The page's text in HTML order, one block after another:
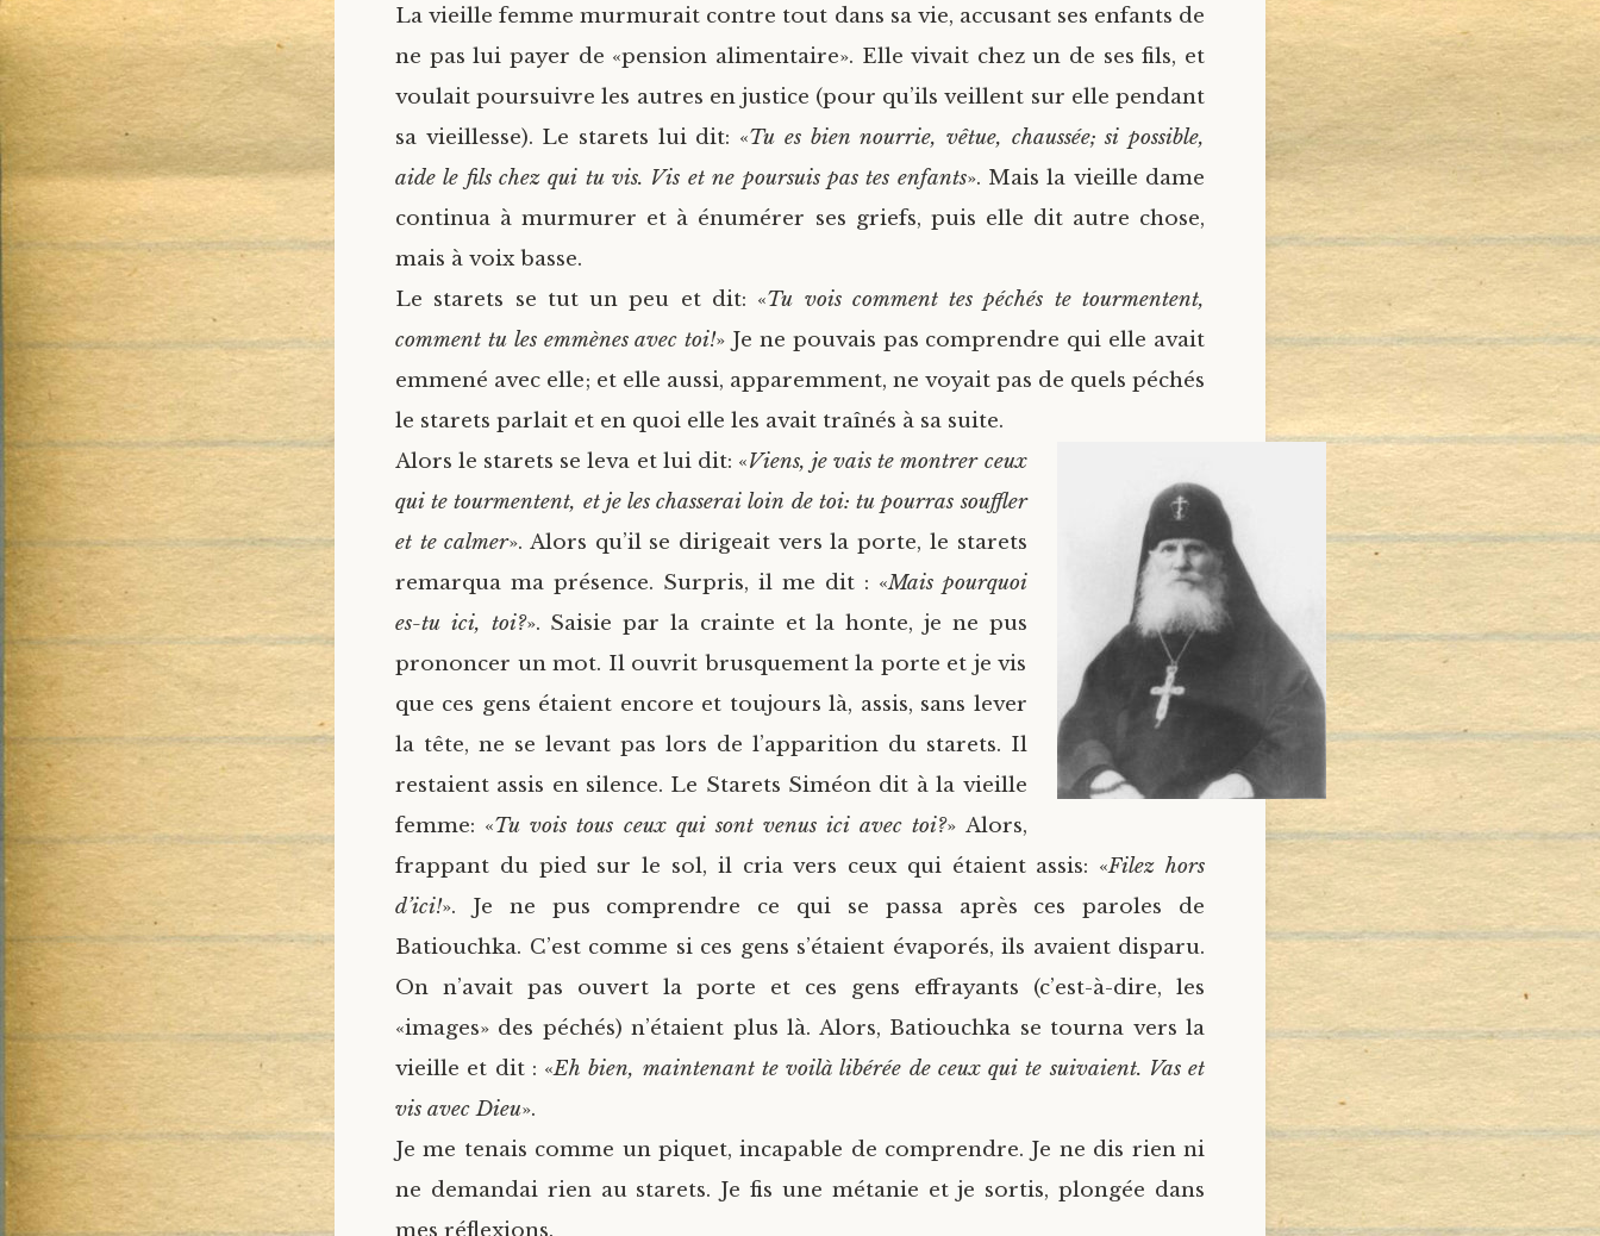
La vieille femme murmurait contre tout dans sa vie, accusant ses enfants de
ne pas lui payer de «pension alimentaire». Elle vivait chez un de ses fils, et
voulait poursuivre les autres en justice (pour qu’ils veillent sur elle pendant
sa vieillesse). Le starets lui dit: «Tu es bien nourrie, vêtue, chaussée; si possible,
aide le fils chez qui tu vis. Vis et ne poursuis pas tes enfants». Mais la vieille dame
continua à murmurer et à énumérer ses griefs, puis elle dit autre chose,
mais à voix basse.
Le starets se tut un peu et dit: «Tu vois comment tes péchés te tourmentent,
comment tu les emmènes avec toi!» Je ne pouvais pas comprendre qui elle avait
emmené avec elle; et elle aussi, apparemment, ne voyait pas de quels péchés
le starets parlait et en quoi elle les avait traînés à sa suite.
Alors le starets se leva et lui dit: «Viens, je vais te montrer ceux
qui te tourmentent, et je les chasserai loin de toi: tu pourras souffler
et te calmer». Alors qu’il se dirigeait vers la porte, le starets
remarqua ma présence. Surpris, il me dit : «Mais pourquoi
es-tu ici, toi?». Saisie par la crainte et la honte, je ne pus
prononcer un mot. Il ouvrit brusquement la porte et je vis
que ces gens étaient encore et toujours là, assis, sans lever
la tête, ne se levant pas lors de l’apparition du starets. Il
restaient assis en silence. Le Starets Siméon dit à la vieille
femme: «Tu vois tous ceux qui sont venus ici avec toi?» Alors,
frappant du pied sur le sol, il cria vers ceux qui étaient assis: «Filez hors
d’ici!». Je ne pus comprendre ce qui se passa après ces paroles de
Batiouchka. C’est comme si ces gens s’étaient évaporés, ils avaient disparu.
On n’avait pas ouvert la porte et ces gens effrayants (c’est-à-dire, les
«images» des péchés) n’étaient plus là. Alors, Batiouchka se tourna vers la
vieille et dit : «Eh bien, maintenant te voilà libérée de ceux qui te suivaient. Vas et
vis avec Dieu».
Je me tenais comme un piquet, incapable de comprendre. Je ne dis rien ni
ne demandai rien au starets. Je fis une métanie et je sortis, plongée dans
mes réflexions.